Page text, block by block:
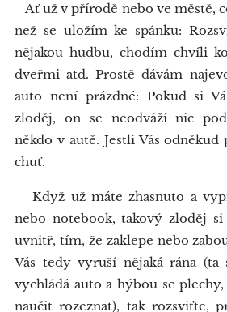
Ať už v přírodě nebo ve městě,
než se uložím ke spánku:
nějakou hudbu, chodím chvíli
dveřmi atd. Prostě dávám
auto není prázdné: Pokud si
zloděj, on se neodváží nic
někdo v autě. Jestli Vás
chuť.
Když už máte zhasnuto a
nebo notebook, takový zloděj
uvnitř, tím, že zaklepe nebo
Vás tedy vyruší nějaká rána (ta
vychládá auto a hýbou se
naučit rozeznat), tak rozsviťte,